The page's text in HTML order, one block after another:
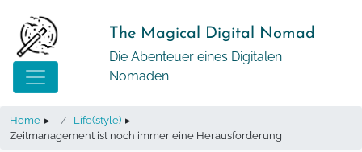
zum
Inhalt
The Magical Digital Nomad
Die Abenteuer eines Digitalen
Nomaden
Home ▸ Life(style) ▸
Zeitmanagement ist noch immer eine Herausforderung